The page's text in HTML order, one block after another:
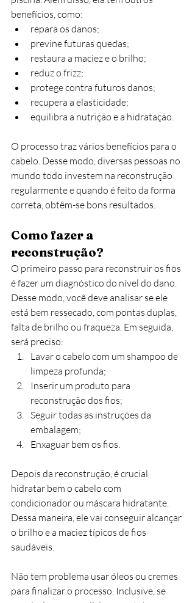
benefícios, como:
repara os danos;
previne futuras quedas;
restaura a maciez e o brilho;
reduz o frizz;
protege contra futuros danos;
recupera a elasticidade;
equilibra a nutrição e a hidratação.
O processo traz vários benefícios para o
cabelo. Desse modo, diversas pessoas no
mundo todo investem na reconstrução
regularmente e quando é feito da forma
correta, obtêm-se bons resultados.
Como fazer a
reconstrução?
O primeiro passo para reconstruir os fios
é fazer um diagnóstico do nível do dano.
Desse modo, você deve analisar se ele
está bem ressecado, com pontas duplas,
falta de brilho ou fraqueza. Em seguida,
será preciso:
Lavar o cabelo com um shampoo de
limpeza profunda;
Inserir um produto para
reconstrução dos fios;
Seguir todas as instruções da
embalagem;
Enxaguar bem os fios.
Depois da reconstrução, é crucial
hidratar bem o cabelo com
condicionador ou máscara hidratante.
Dessa maneira, ele vai conseguir alcançar
o brilho e a maciez típicos de fios
saudáveis.
Não tem problema usar óleos ou cremes
para finalizar o processo. Inclusive, se